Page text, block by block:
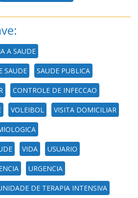
A SAUDE
SAUDE SAUDE PUBLICA
CONTROLE DE INFECCAO
VOLEIBOL VISITA DOMICILIAR
VIDA USUARIO
URGENCIA
DE TERAPIA INTENSIVA